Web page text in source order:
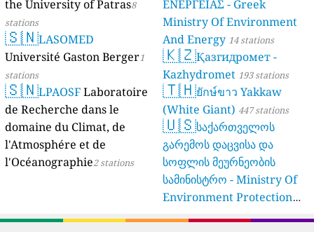
Verbraucherschutz NRW)
61 stations
the University of Patras8
stations
🇸🇳LASOMED
Université Gaston Berger1
stations
🇸🇳LPAOSF Laboratoire
de Recherche dans le
domaine du Climat, de
l'Atmosphére et de
l'Océanographie2 stations
ΕΝΕΡΓΕΙΑΣ - Greek
Ministry Of Environment
And Energy 14 stations
🇰🇿Қазгидромет -
Kazhydromet 193 stations
🇹🇭ยักษ์ขาว Yakkaw
(White Giant) 447 stations
🇺🇸საქართველოს
გარემოს დაცვისა და
სოფლის მეურნეობის
სამინისტრო - Ministry Of
Environment Protection